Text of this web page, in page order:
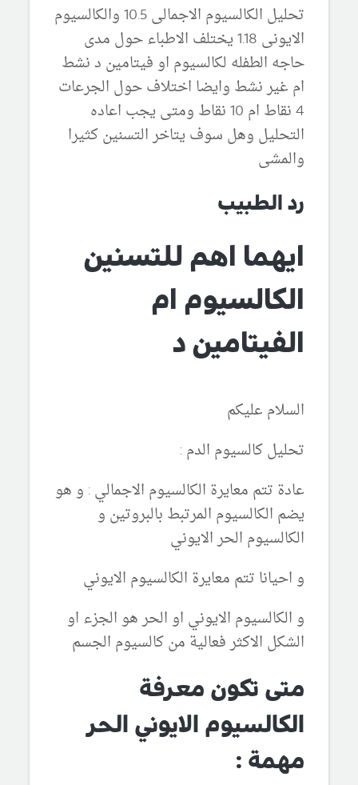
تحليل الكالسيوم الاجمالى 10.5 والكالسيوم
الايونى 1.18 يختلف الاطباء حول مدى
حاجه الطفله لكالسيوم او فيتامين د نشط
ام غير نشط وايضا اختلاف حول الجرعات
4 نقاط ام 10 نقاط ومتى يجب اعاده
التحليل وهل سوف يتاخر التسنين كثيرا
والمشى
رد الطبيب
ايهما اهم للتسنين
الكالسيوم ام
الفيتامين د
السلام عليكم
تحليل كالسيوم الدم :
عادة تتم معايرة الكالسيوم الاجمالي : و هو
يضم الكالسيوم المرتبط بالبروتين و
الكالسيوم الحر الايوني
و احيانا تتم معايرة الكالسيوم الايوني
و الكالسيوم الايوني او الحر هو الجزء او
الشكل الاكثر فعالية من كالسيوم الجسم
متى تكون معرفة
الكالسيوم الايوني الحر
مهمة :